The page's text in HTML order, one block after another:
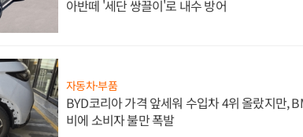
아반떼 '세단 쌍끌이'로 내수 방어
자동차·부품
BYD코리아 가격 앞세워 수입차 4위 올랐지만,
비에 소비자 불만 폭발